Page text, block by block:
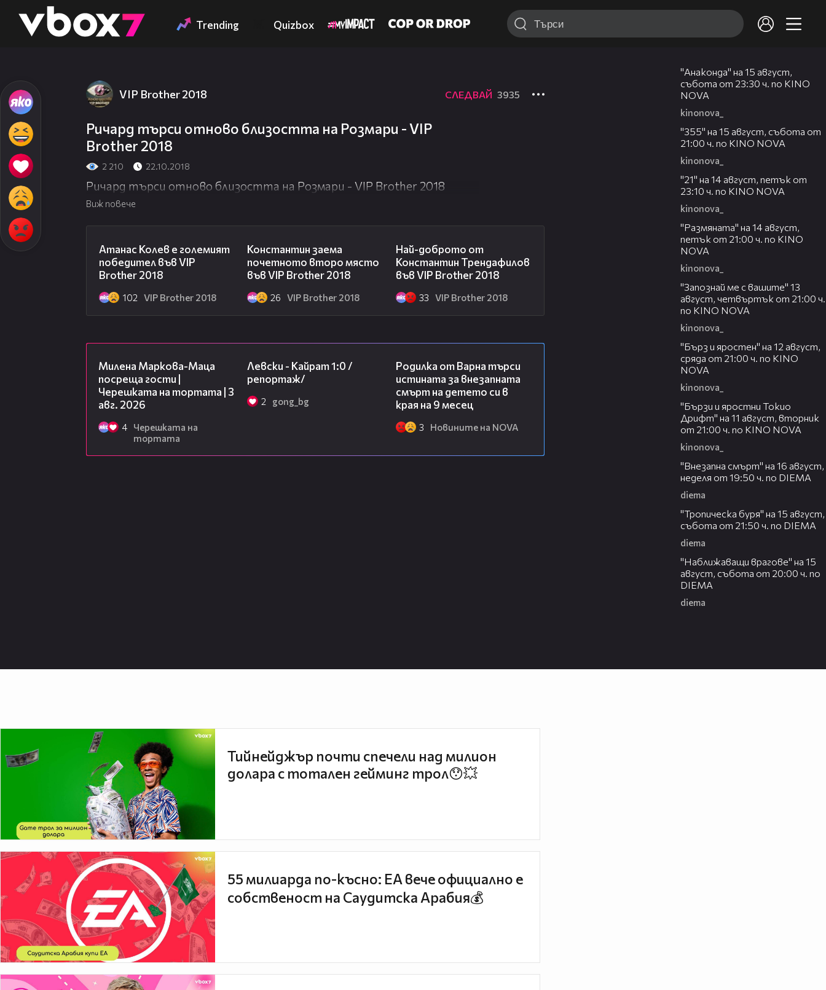
👾 Trending Quizbox
VIP Brother 2018 СЛЕДВАЙ 3935
Ричард търси отново близостта на Розмари - VIP
Brother 2018
2 210 22.10.2018
Ричард търси отново близостта на Розмари - VIP Brother 2018
Виж повече
Атанас Колев е големият
победител във VIP
Brother 2018
102 VIP Brother 2018
Константин заема
почетното второ място
във VIP Brother 2018
26 VIP Brother 2018
Най-доброто от
Константин Трендафилов
във VIP Brother 2018
33 VIP Brother 2018
Милена Маркова-Маца
посреща гости |
Черешката на тортата | 3
авг. 2026
4
Черешката на
тортата
Левски - Кайрат 1:0 /
репортаж/
2 gong_bg
Родилка от Варна търси
истината за внезапната
смърт на детето си в
края на 9 месец
3 Новините на NOVA
"Анаконда" на 15 август,
събота от 23:30 ч. по KINO
NOVA
kinonova_
"355" на 15 август, събота от
21:00 ч. по KINO NOVA
kinonova_
"21" на 14 август, петък от
23:10 ч. по KINO NOVA
kinonova_
"Размянaта" на 14 август,
петък от 21:00 ч. по KINO
NOVA
kinonova_
"Запознай ме с вашите" 13
август, четвъртък от 21:00 ч.
по KINO NOVA
kinonova_
"Бърз и яростен" на 12 август,
сряда от 21:00 ч. по KINO
NOVA
kinonova_
"Бързи и яростни Токио
Дрифт" на 11 август, вторник
от 21:00 ч. по KINO NOVA
kinonova_
"Внезапна смърт" на 16 август,
неделя от 19:50 ч. по DIEMA
diema
"Тропическа буря" на 15 август,
събота от 21:50 ч. по DIEMA
diema
"Наближаващи врагове" на 15
август, събота от 20:00 ч. по
DIEMA
diema
Тийнейджър почти спечели над милион
долара с тотален гейминг трол😯💥
55 милиарда по-късно: EA вече официално е
собственост на Саудитска Арабия💰